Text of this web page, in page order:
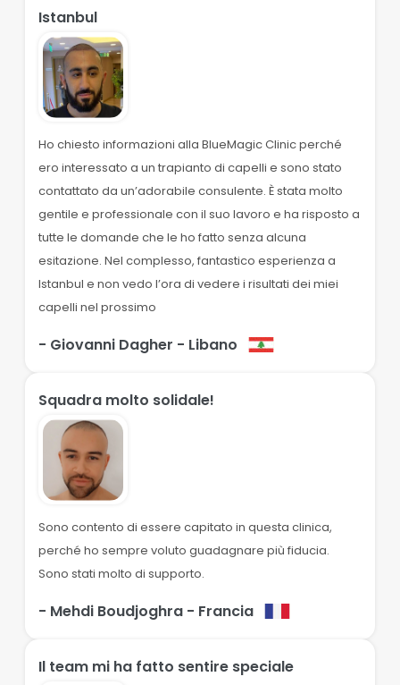
Istanbul
Ho chiesto informazioni alla BlueMagic Clinic perché
ero interessato a un trapianto di capelli e sono stato
contattato da un’adorabile consulente. È stata molto
gentile e professionale con il suo lavoro e ha risposto a
tutte le domande che le ho fatto senza alcuna
esitazione. Nel complesso, fantastico esperienza a
Istanbul e non vedo l’ora di vedere i risultati dei miei
capelli nel prossimo
- Giovanni Dagher - Libano
Squadra molto solidale!
Sono contento di essere capitato in questa clinica,
perché ho sempre voluto guadagnare più fiducia.
Sono stati molto di supporto.
- Mehdi Boudjoghra - Francia
Il team mi ha fatto sentire speciale